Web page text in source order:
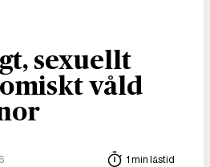
sexuellt
våld
1 min lästid